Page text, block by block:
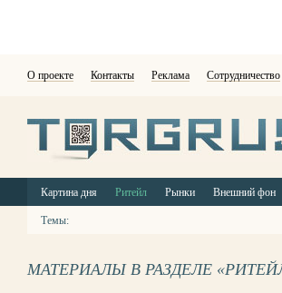
О проекте Контакты Реклама Сотрудничество
Картина дня Ритейл Рынки Внешний фон
Темы:
МАТЕРИАЛЫ В РАЗДЕЛЕ